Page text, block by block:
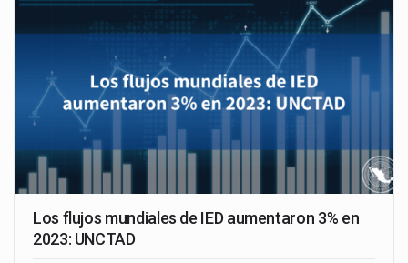
Los flujos mundiales de IED aumentaron 3% en
2023: UNCTAD